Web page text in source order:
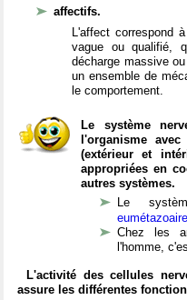
affectifs.
L'affect correspond
vague ou qualifié,
décharge massive
un ensemble de
le comportement.
Le système
l'organisme
(extérieur et
appropriées en
autres systèmes.
Le
Chez les
l'homme,
L'activité des cellules
assure les différentes